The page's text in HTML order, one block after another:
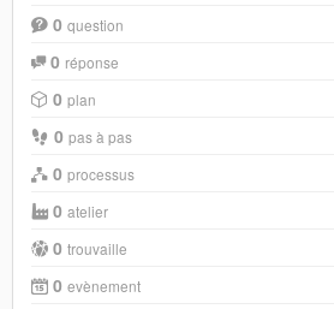
0 question
0 réponse
0 plan
0 pas à pas
0 processus
0 atelier
0 trouvaille
0 evènement